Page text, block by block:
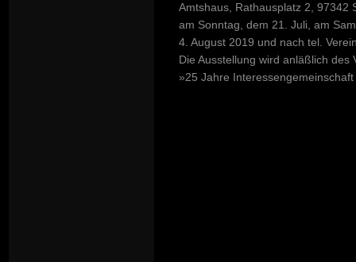
Amtshaus, Rathausplatz 2, 97342
am Sonntag, dem 21. Juli, am
4. August 2019 und nach tel.
Die Ausstellung wird anläßlich des
»25 Jahre